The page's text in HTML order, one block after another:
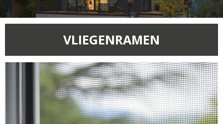
VLIEGENRAMEN